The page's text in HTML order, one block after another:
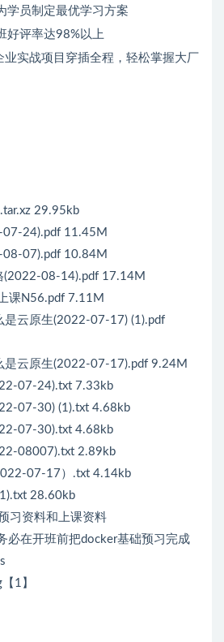
学员制定最优学习方案
好评率达98%以上
实战项目穿插全程，轻松掌握大厂
29.95kb
24).pdf 11.45M
07).pdf 10.84M
(2022-08-14).pdf 17.14M
课N56.pdf 7.11M
是云原生(2022-07-17) (1).pdf
是云原生(2022-07-17).pdf 9.24M
07-24).txt 7.33kb
07-30) (1).txt 4.68kb
07-30).txt 4.68kb
08007).txt 2.89kb
07-17）.txt 4.14kb
28.60kb
习资料和上课资料
必在开班前把docker基础预习完成
1】